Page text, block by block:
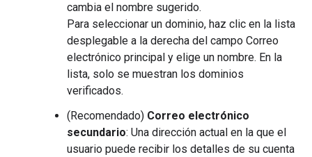
cambia el nombre sugerido.
Para seleccionar un dominio, haz clic en la lista
desplegable a la derecha del campo Correo
electrónico principal y elige un nombre. En la
lista, solo se muestran los dominios
verificados.
(Recomendado) Correo electrónico
secundario: Una dirección actual en la que el
usuario puede recibir los detalles de su cuenta